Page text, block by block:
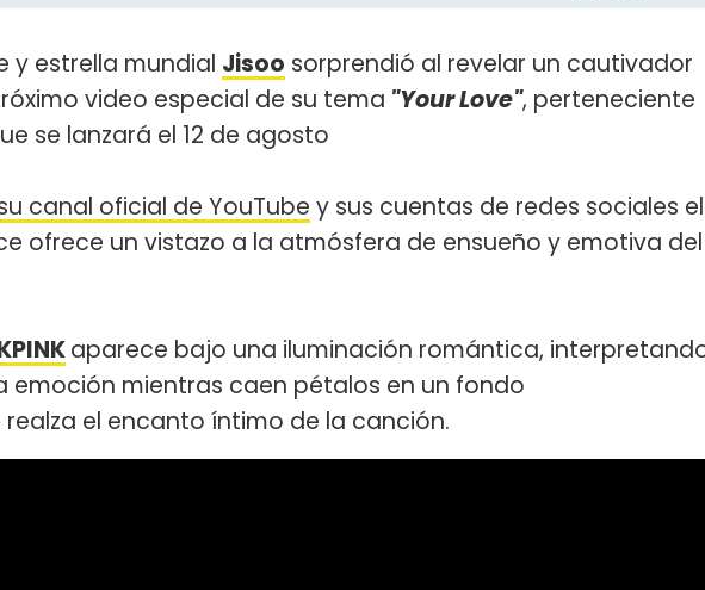
y estrella mundial Jisoo sorprendió al revelar un cautivador
video especial de su tema "Your Love", perteneciente
se lanzará el 12 de agosto
canal oficial de YouTube y sus cuentas de redes sociales el
ofrece un vistazo a la atmósfera de ensueño y emotiva del
aparece bajo una iluminación romántica,
emoción mientras caen pétalos en un fondo
el encanto íntimo de la canción.